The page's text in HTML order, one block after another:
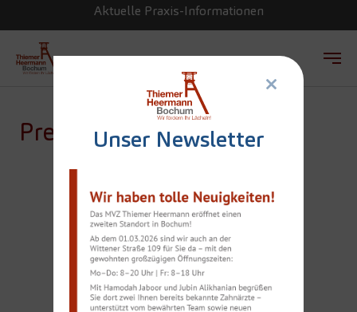
Zum Hauptinhalt springen
Aktuelle Praxis-Informationen
Unser Newsletter
×
Presse
WAZ-BERICHT: DER
SICHERE WEG ZUM
ZAHNERSATZ